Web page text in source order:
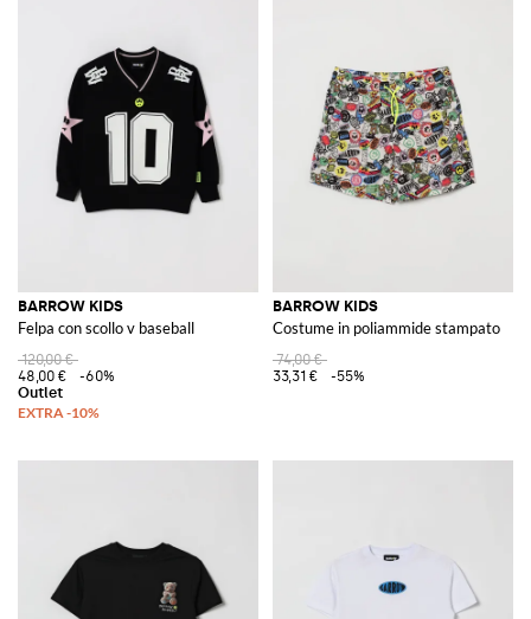
BARROW KIDS
Felpa con scollo v baseball
120,00 €
48,00 €
-60%
BARROW KIDS
Costume in poliammide stampato
74,00 €
33,31 €
-55%